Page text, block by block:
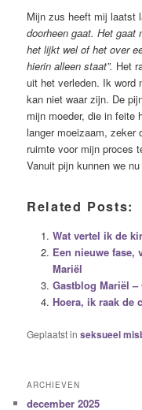
Mijn zus heeft mij laatst
doorheen gaat. Het gaat
het lijkt wel of het over
hierin alleen staat”. Het
uit het verleden. Ik word
kan niet waar zijn. De
mijn moeder, die in feite
langer moeizaam, zeker
ruimte voor mijn proces
Vanuit pijn kunnen we
Related Posts:
Wat vertel ik de
Een nieuwe fase,
Mariël
Gastblog Mariël
Hoera, ik raak de
Geplaatst in seksueel
ARCHIEVEN
december 2025